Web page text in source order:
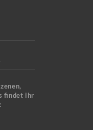
findet ihr